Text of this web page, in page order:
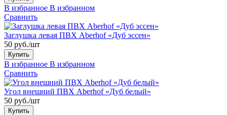
В избранное В избранном
Сравнить
Заглушка левая ПВХ Aberhof «Дуб эссен»
50 руб./шт
Купить
В избранное В избранном
Сравнить
Угол внешний ПВХ Aberhof «Дуб белый»
50 руб./шт
Купить